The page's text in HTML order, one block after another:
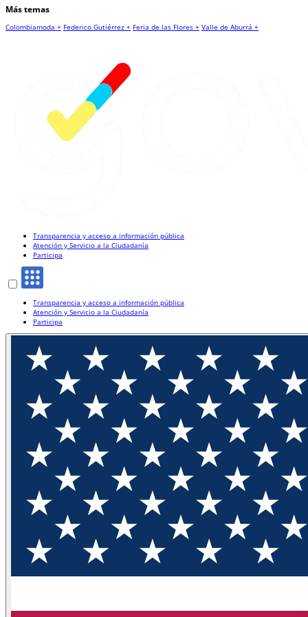
Más temas
Colombiamoda + Federico Gutiérrez + Feria de las Flores + Valle de Aburrá +
Transparencia y acceso a información pública
Atención y Servicio a la Ciudadanía
Participa
Transparencia y acceso a información pública
Atención y Servicio a la Ciudadanía
Participa